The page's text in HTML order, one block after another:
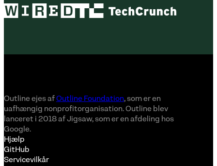
Outline ejes afOutline Foundation, som er en
uafhængig nonprofitorganisation. Outline blev
lanceret i 2018 af Jigsaw, som er en afdeling hos
Google.
Hjælp
GitHub
Servicevilkår